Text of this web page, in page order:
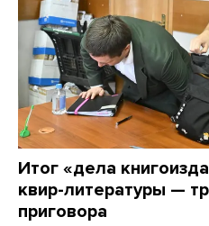
Итог «дела
квир-литературы —
приговора